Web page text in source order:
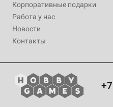
Корпоративные подарки
Работа у нас
Новости
Контакты